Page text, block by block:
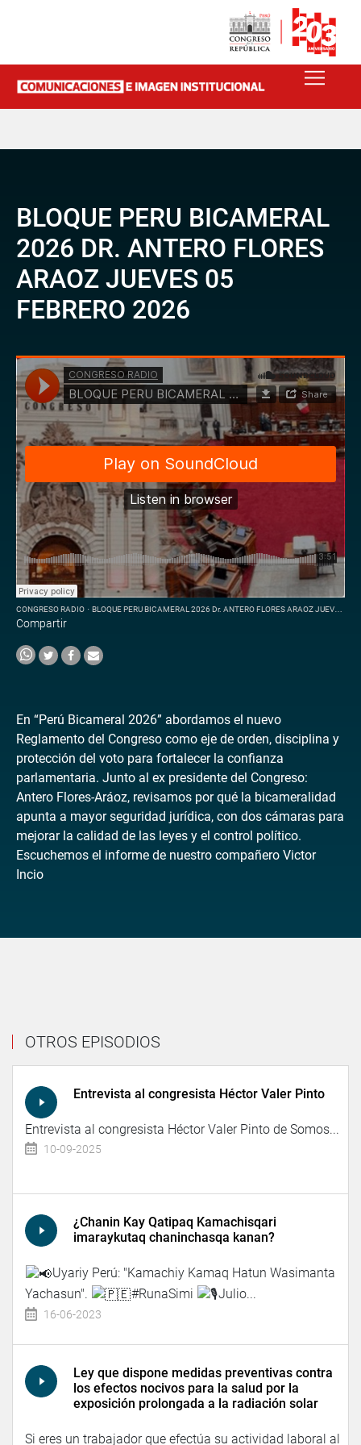
BLOQUE PERU BICAMERAL
2026 DR. ANTERO FLORES
ARAOZ JUEVES 05
FEBRERO 2026
CONGRESO RADIO · BLOQUE PERU BICAMERAL 2026 Dr. ANTERO FLORES ARAOZ JUEVES 05 FEBRERO 2026
Compartir
En “Perú Bicameral 2026” abordamos el nuevo
Reglamento del Congreso como eje de orden, disciplina y
protección del voto para fortalecer la confianza
parlamentaria. Junto al ex presidente del Congreso:
Antero Flores-Aráoz, revisamos por qué la bicameralidad
apunta a mayor seguridad jurídica, con dos cámaras para
mejorar la calidad de las leyes y el control político.
Escuchemos el informe de nuestro compañero Victor
Incio
OTROS EPISODIOS
Entrevista al congresista Héctor Valer Pinto
Entrevista al congresista Héctor Valer Pinto de Somos...
10-09-2025
¿Chanin Kay Qatipaq Kamachisqari
imaraykutaq chaninchasqa kanan?
Uyariy Perú: "Kamachiy Kamaq Hatun Wasimanta
Yachasun".
#RunaSimi Julio...
16-06-2023
Ley que dispone medidas preventivas contra
los efectos nocivos para la salud por la
exposición prolongada a la radiación solar
Si eres un trabajador que efectúa su actividad laboral al